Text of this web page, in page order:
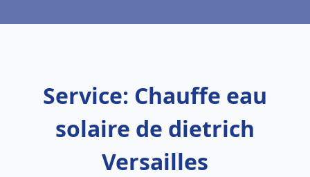
Service: Chauffe eau
solaire de dietrich
Versailles